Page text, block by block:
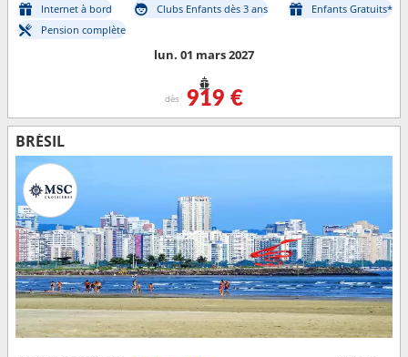
Internet à bord Clubs Enfants dès 3 ans
Enfants Gratuits*
Pension complète
lun. 01 mars 2027
dès 919 €
BRÉSIL